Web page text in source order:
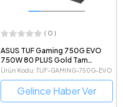
( 0 )
ASUS TUF Gaming 750G EVO
750W 80 PLUS Gold Tam
Modüler Güç Kaynağı
Ürün Kodu: TUF-GAMING-750G-EVO
Gelince Haber Ver